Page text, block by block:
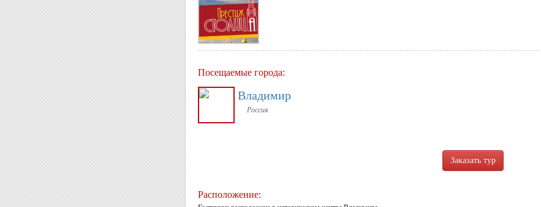
Посещаемые города:
Владимир
Россия
Расположение: